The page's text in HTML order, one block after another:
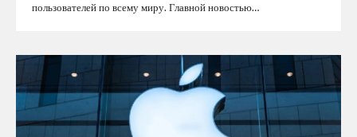
пользователей по всему миру. Главной новостью…